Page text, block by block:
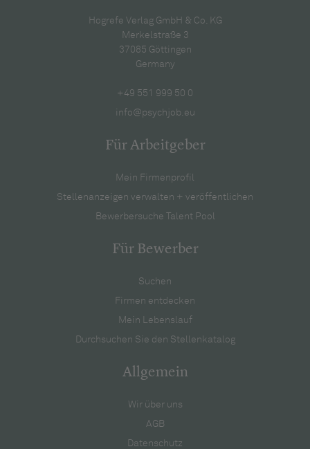
Hogrefe Verlag GmbH & Co. KG
Merkelstraße 3
37085 Göttingen
Germany
+49 551 999 50 0
info@psychjob.eu
Für Arbeitgeber
Mein Firmenprofil
Stellenanzeigen verwalten + veröffentlichen
Bewerbersuche Talent Pool
Für Bewerber
Suchen
Firmen entdecken
Mein Lebenslauf
Durchsuchen Sie den Stellenkatalog
Allgemein
Wir über uns
AGB
Datenschutz